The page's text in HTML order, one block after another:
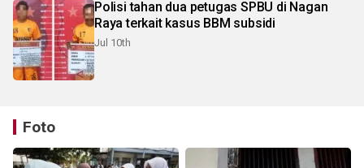
Polisi tahan dua petugas SPBU di Nagan
Raya terkait kasus BBM subsidi
Jul 10th
Foto